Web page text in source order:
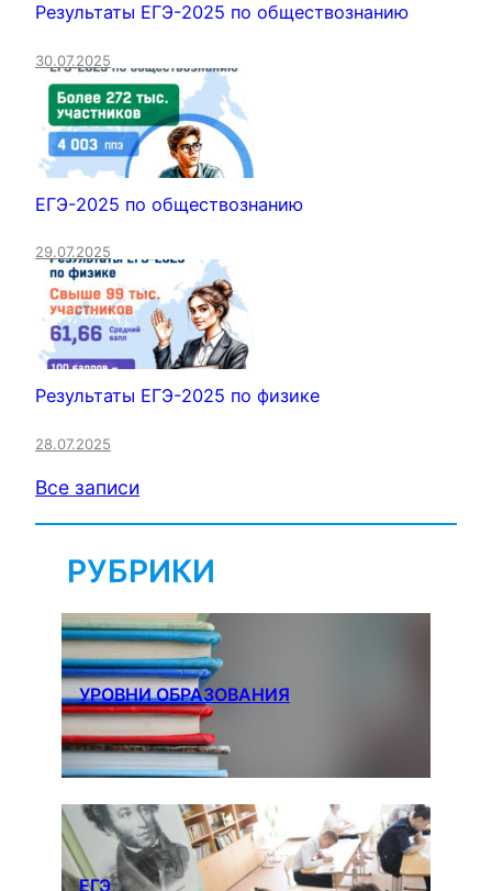
Результаты ЕГЭ-2025 по обществознанию
30.07.2025
ЕГЭ-2025 по обществознанию
29.07.2025
Результаты ЕГЭ-2025 по физике
28.07.2025
Все записи
РУБРИКИ
УРОВНИ ОБРАЗОВАНИЯ
ЕГЭ